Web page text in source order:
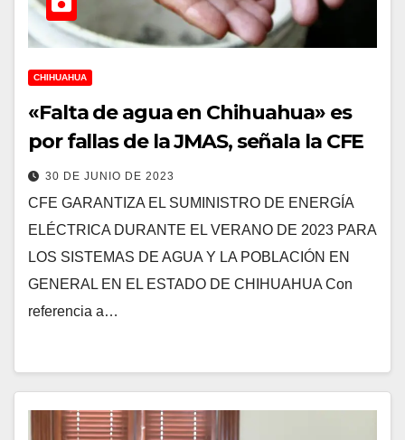
CHIHUAHUA
«Falta de agua en Chihuahua» es
por fallas de la JMAS, señala la CFE
30 DE JUNIO DE 2023
CFE GARANTIZA EL SUMINISTRO DE ENERGÍA
ELÉCTRICA DURANTE EL VERANO DE 2023 PARA
LOS SISTEMAS DE AGUA Y LA POBLACIÓN EN
GENERAL EN EL ESTADO DE CHIHUAHUA Con
referencia a…